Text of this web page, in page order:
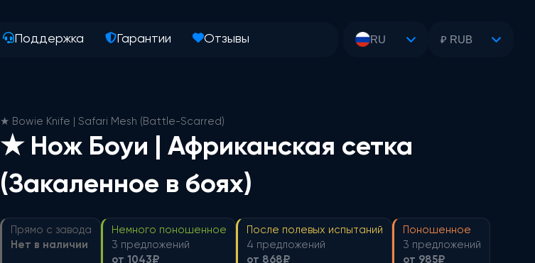
Поддержка Гарантии Отзывы RU ₽ RUB
★ Bowie Knife | Safari Mesh (Battle-Scarred)
★ Нож Боуи | Африканская сетка
(Закаленное в боях)
Прямо с завода
Нет в наличии
Немного поношенное
3 предложений
от 1043₽
После полевых испытаний
4 предложений
от 868₽
Поношенное
3 предложений
от 985₽